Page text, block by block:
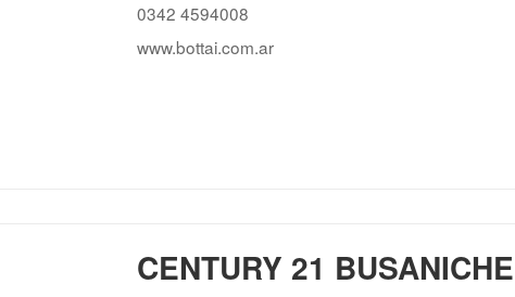
0342 4594008
www.bottai.com.ar
CENTURY 21 BUSANICHE